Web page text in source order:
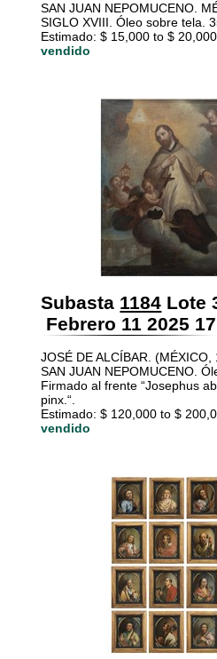
SAN JUAN NEPOMUCENO.
SIGLO XVIII. Óleo sobre tela.
Estimado: $ 15,000 to $ 20,000.
vendido
Subasta 1184 Lote
Febrero 11 2025
JOSÉ DE ALCÍBAR. (MÉXICO,
SAN JUAN NEPOMUCENO.
Firmado al frente “Josephus
pinx.“.
Estimado: $ 120,000 to $
vendido